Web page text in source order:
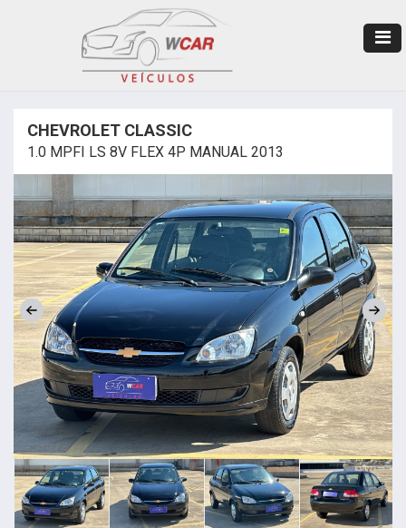
CHEVROLET CLASSIC
1.0 MPFI LS 8V FLEX 4P MANUAL 2013